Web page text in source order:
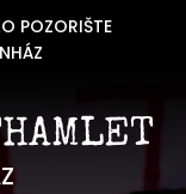
POZORIŠTE